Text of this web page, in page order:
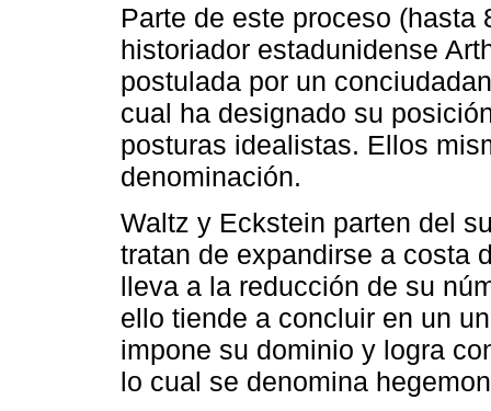
Parte de este proceso (hasta
historiador estadunidense
postulada por un
cual ha designado su
posturas idealistas. Ellos
denominación.
Waltz y Eckstein parten del
tratan de expandirse a costa
lleva a la reducción de su
ello tiende a concluir en un
impone su dominio y logra
lo cual se denomina